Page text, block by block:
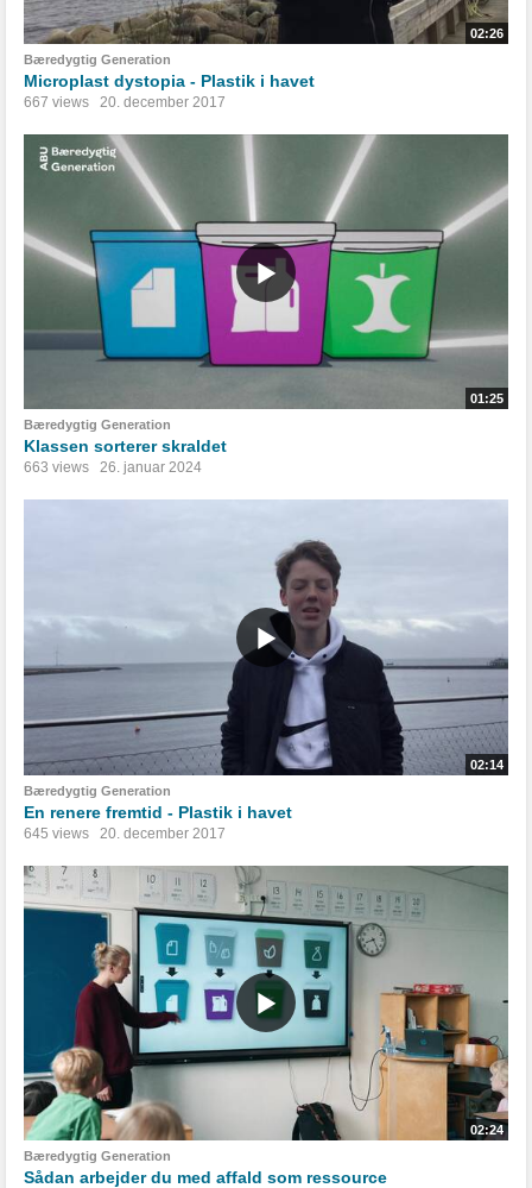
02:26
Bæredygtig Generation
Microplast dystopia - Plastik i havet
667 views 20. december 2017
01:25
Bæredygtig Generation
Klassen sorterer skraldet
663 views 26. januar 2024
02:14
Bæredygtig Generation
En renere fremtid - Plastik i havet
645 views 20. december 2017
02:24
Bæredygtig Generation
Sådan arbejder du med affald som ressource